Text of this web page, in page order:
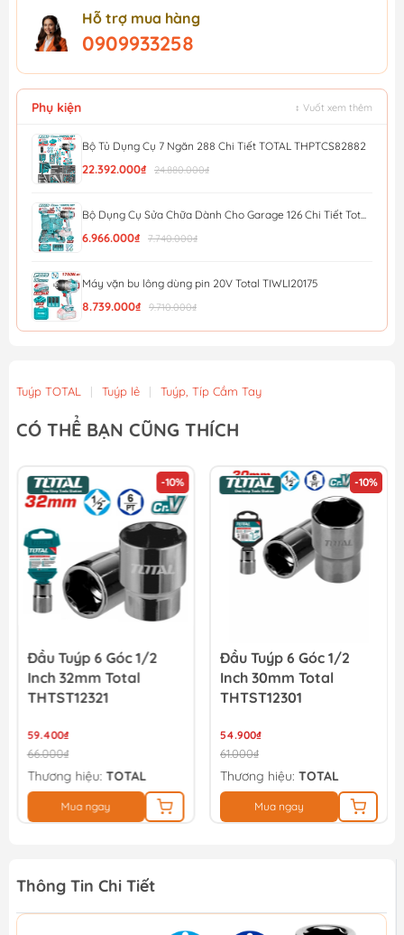
Hỗ trợ mua hàng
0909933258
Phụ kiện ↕ Vuốt xem thêm
Bộ Tủ Dụng Cụ 7 Ngăn 288 Chi Tiết TOTAL THPTCS82882
22.392.000₫ 24.880.000₫
Bộ Dụng Cụ Sửa Chữa Dành Cho Garage 126 Chi Tiết Tot...
6.966.000₫ 7.740.000₫
Máy vặn bu lông dùng pin 20V Total TIWLI20175
8.739.000₫ 9.710.000₫
Máy Siết Bu Lông Không Chổi Than Dùng Pin Lithium-Io...
3.987.000₫
Máy Siết Bu Loong Góc Dùng Pin 20V (không Kèm Pin & ...
1.062.000₫ 1.180.000₫
Tuýp TOTAL | Tuýp lẻ | Tuýp, Típ Cầm Tay
CÓ THỂ BẠN CŨNG THÍCH
-10%
Đầu Tuýp 6 Góc 1/2
Inch 32mm Total
THTST12321
59.400₫
66.000₫
Thương hiệu: TOTAL
Mua ngay
-10%
Đầu Tuýp 6 Góc 1/2
Inch 30mm Total
THTST12301
54.900₫
61.000₫
Thương hiệu: TOTAL
Mua ngay
Thông Tin Chi Tiết